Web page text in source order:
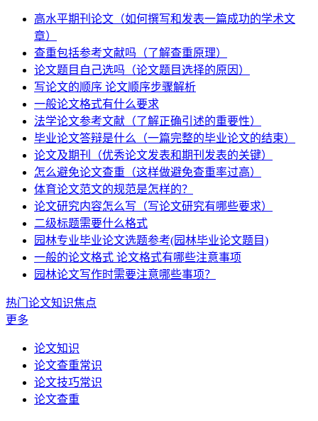
高水平期刊论文（如何撰写和发表一篇成功的学术文
章）
查重包括参考文献吗（了解查重原理）
论文题目自己选吗（论文题目选择的原因）
写论文的顺序 论文顺序步骤解析
一般论文格式有什么要求
法学论文参考文献（了解正确引述的重要性）
毕业论文答辩是什么（一篇完整的毕业论文的结束）
论文及期刊（优秀论文发表和期刊发表的关键）
怎么避免论文查重（这样做避免查重率过高）
体育论文范文的规范是怎样的？
论文研究内容怎么写（写论文研究有哪些要求）
二级标题需要什么格式
园林专业毕业论文选题参考(园林毕业论文题目)
一般的论文格式 论文格式有哪些注意事项
园林论文写作时需要注意哪些事项？
热门论文知识焦点
更多
论文知识
论文查重常识
论文技巧常识
论文查重